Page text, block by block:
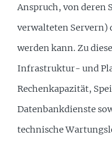
Anspruch, von deren
verwalteten Servern)
werden kann. Zu
Infrastruktur- und
Rechenkapazität,
Datenbankdienste
technische